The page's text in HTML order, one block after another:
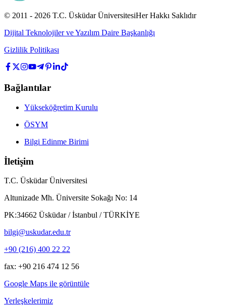
© 2011 - 2026 T.C. Üsküdar ÜniversitesiHer Hakkı Saklıdır
Dijital Teknolojiler ve Yazılım Daire Başkanlığı
Gizlilik Politikası
Bağlantılar
Yükseköğretim Kurulu
ÖSYM
Bilgi Edinme Birimi
İletişim
T.C. Üsküdar Üniversitesi
Altunizade Mh. Üniversite Sokağı No: 14
PK:34662 Üsküdar / İstanbul / TÜRKİYE
bilgi@uskudar.edu.tr
+90 (216) 400 22 22
fax: +90 216 474 12 56
Google Maps ile görüntüle
Yerleşkelerimiz